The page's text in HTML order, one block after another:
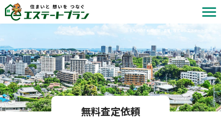
北九州の不動産売却・査定 | 株式会社エステートプラン
無料査定依頼